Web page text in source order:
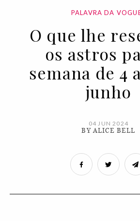
PALAVRA DA
O que lhe
os astros
semana de 4
junho
04 JUN 2024
BY ALICE BELL